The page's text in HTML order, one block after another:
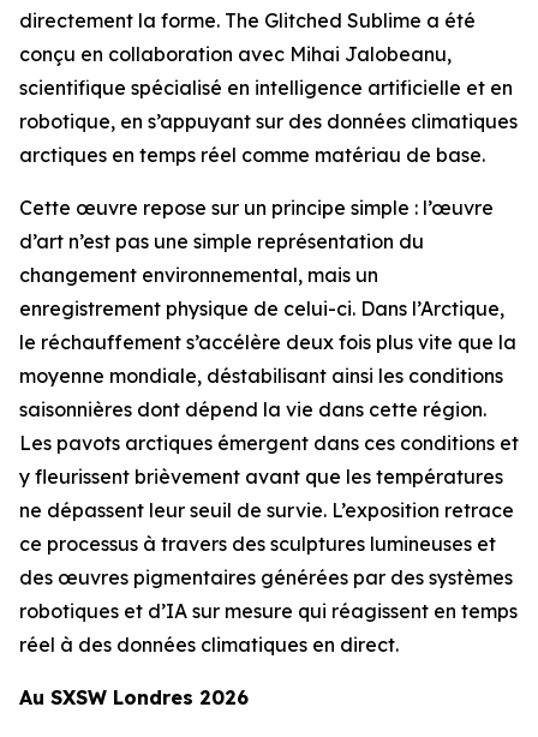
directement la forme. The Glitched Sublime a été
conçu en collaboration avec Mihai Jalobeanu,
scientifique spécialisé en intelligence artificielle et en
robotique, en s’appuyant sur des données climatiques
arctiques en temps réel comme matériau de base.
Cette œuvre repose sur un principe simple : l’œuvre
d’art n’est pas une simple représentation du
changement environnemental, mais un
enregistrement physique de celui-ci. Dans l’Arctique,
le réchauffement s’accélère deux fois plus vite que la
moyenne mondiale, déstabilisant ainsi les conditions
saisonnières dont dépend la vie dans cette région.
Les pavots arctiques émergent dans ces conditions et
y fleurissent brièvement avant que les températures
ne dépassent leur seuil de survie. L’exposition retrace
ce processus à travers des sculptures lumineuses et
des œuvres pigmentaires générées par des systèmes
robotiques et d’IA sur mesure qui réagissent en temps
réel à des données climatiques en direct.
Au SXSW Londres 2026